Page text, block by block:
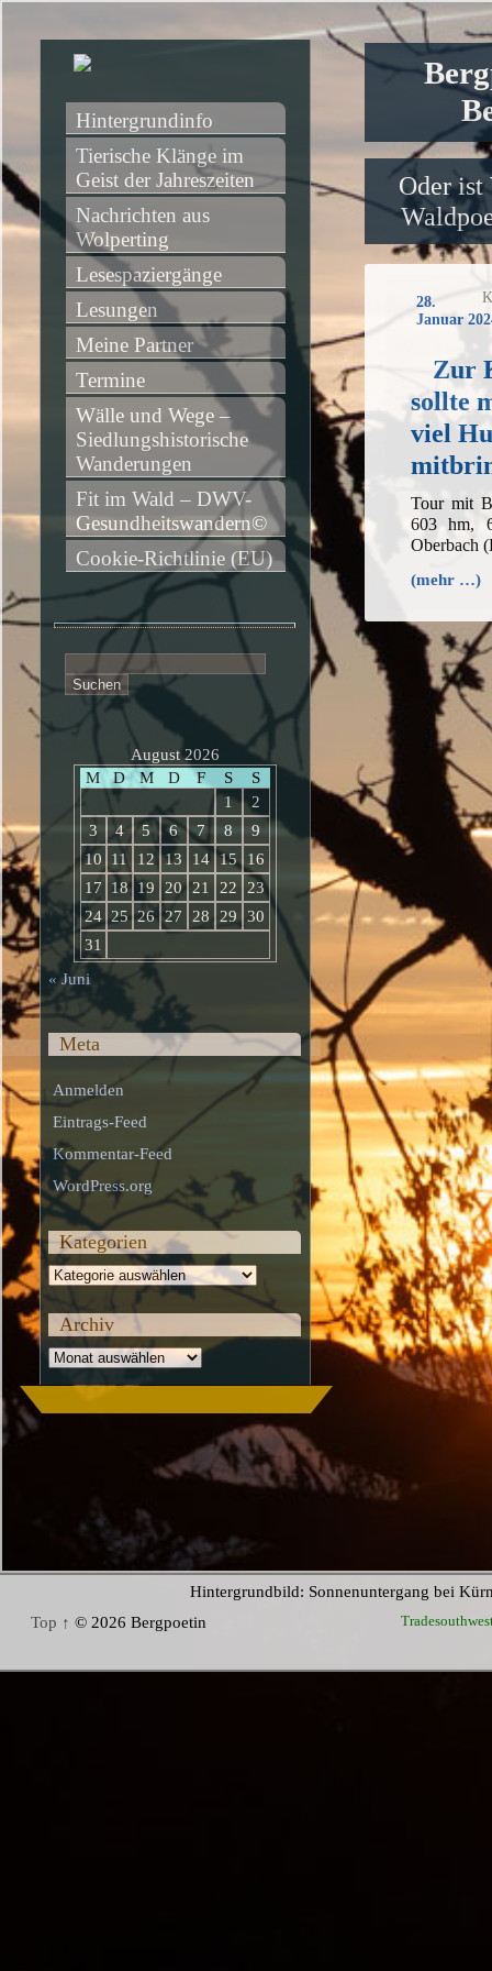
Oder ist
28.
Januar
Zur
sollte
viel
Tour mit
603 hm,
Oberbach
(mehr …)
Hintergrundinfo
Tierische Klänge im
Geist der Jahreszeiten
Nachrichten aus
Wolperting
Lesespaziergänge
Lesungen
Meine Partner
Termine
Wälle und Wege –
Siedlungshistorische
Wanderungen
Fit im Wald – DWV-
Gesundheitswandern©
Cookie-Richtlinie (EU)
nach:
August 2026
M
D M D F S
S
1
2
3
4 5 6 7 8
9
10
11 12 13 14 15
16
17
18 19 20 21 22
23
24 25 26 27 28 29
30
31
« Juni
Meta
Anmelden
Eintrags-Feed
Kommentar-Feed
WordPress.org
Kategorien
Kategorien
Archiv
Archiv
Hintergrundbild: Sonnenuntergang bei
Top ↑ © 2026 Bergpoetin